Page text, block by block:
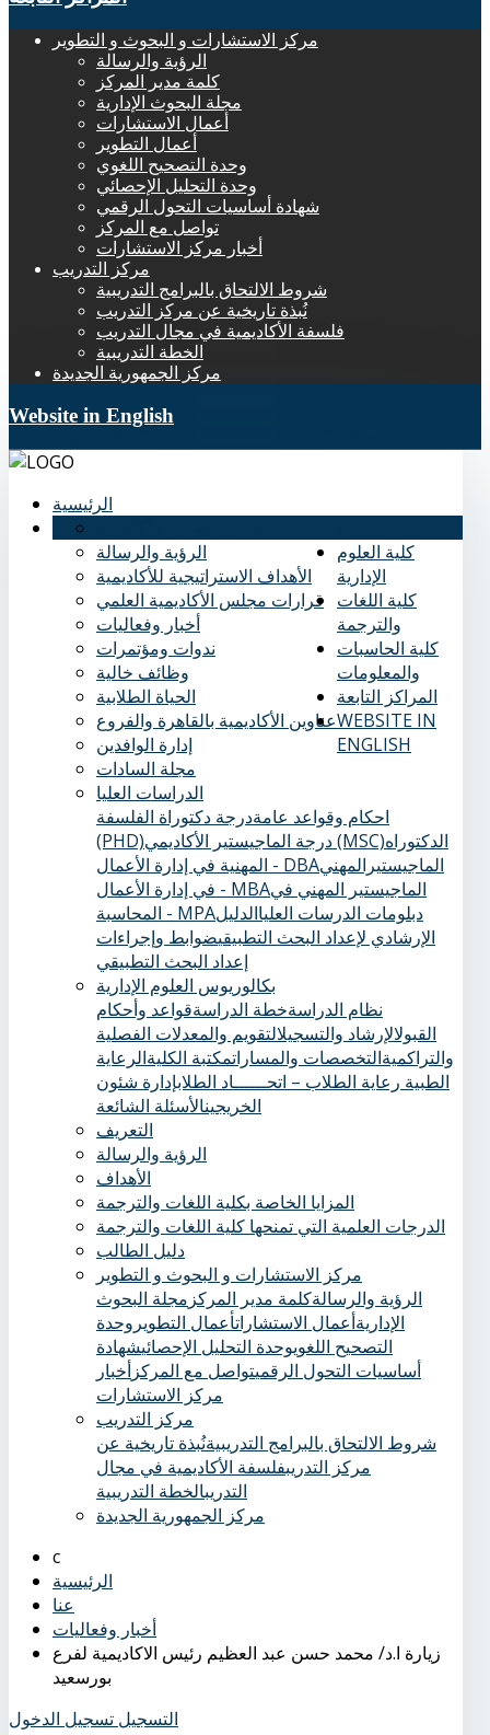
مركز الاستشارات و البحوث و التطوير
الرؤية والرسالة
كلمة مدير المركز
مجلة البحوث الإدارية
أعمال الاستشارات
أعمال التطوير
وحدة التصحيح اللغوي
وحدة التحليل الإحصائي
شهادة أساسيات التحول الرقمي
تواصل مع المركز
أخبار مركز الاستشارات
مركز التدريب
شروط الالتحاق بالبرامج التدريبية
نُبذة تاريخية عن مركز التدريب
فلسفة الأكاديمية في مجال التدريب
الخطة التدريبية
مركز الجمهورية الجديدة
Website in English
الرئيسية
الرؤية والرسالة
الأهداف الاستراتيجية للأكاديمية
قرارات مجلس الأكاديمية العلمي
أخبار وفعاليات
ندوات ومؤتمرات
وظائف خالية
الحياة الطلابية
عناوين الأكاديمية بالقاهرة والفروع
إدارة الوافدين
كلية العلوم
الإدارية
مجلة السادات
الدراسات العليا
احكام وقواعد عامةدرجة دكتوراة الفلسفة
(PHD)
درجة الماجيستير الأكاديمي (MSC)الدكتوراه
المهنية في إدارة الأعمال - DBAالماجيستيرالمهني
في إدارة الأعمال - MBAالماجيستير المهني في
المحاسبة - MPA
دبلومات الدرسات العلياالدليل
الإرشادي لإعداد البحث التطبيقيضوابط وإجراءات
إعداد البحث التطبيقي
بكالوريوس العلوم الإدارية
نظام الدراسةخطة الدراسةقواعد وأحكام
القبولالإرشاد والتسجيلالتقويم والمعدلات الفصلية
والتراكميةالتخصصات والمساراتمكتبة الكليةالرعاية
الطبية ‏ رعاية الطلاب – اتحــــــاد الطلابإدارة شئون
الخريجينالأسئلة الشائعة
كلية اللغات
والترجمة
التعريف
الرؤية والرسالة
الأهداف
المزايا الخاصة بكلية اللغات والترجمة
الدرجات العلمية التي تمنحها كلية اللغات والترجمة
دليل الطالب
كلية الحاسبات
والمعلومات
المراكز التابعة
مركز الاستشارات و البحوث و التطوير
الرؤية والرسالةكلمة مدير المركز مجلة البحوث
الإداريةأعمال الاستشاراتأعمال التطوير وحدة
التصحيح اللغويوحدة التحليل الإحصائيشهادة
أساسيات التحول الرقميتواصل مع المركزأخبار
مركز الاستشارات
مركز التدريب
شروط الالتحاق بالبرامج التدريبيةنُبذة تاريخية عن
مركز التدريبفلسفة الأكاديمية في مجال
التدريبالخطة التدريبية
مركز الجمهورية الجديدة
WEBSITE IN
ENGLISH
الرئيسية
عنا
أخبار وفعاليات
زيارة ا.د/ محمد حسن عبد العظيم رئيس الاكاديمية لفرع
بورسعيد
التسجيل تسجيل الدخول